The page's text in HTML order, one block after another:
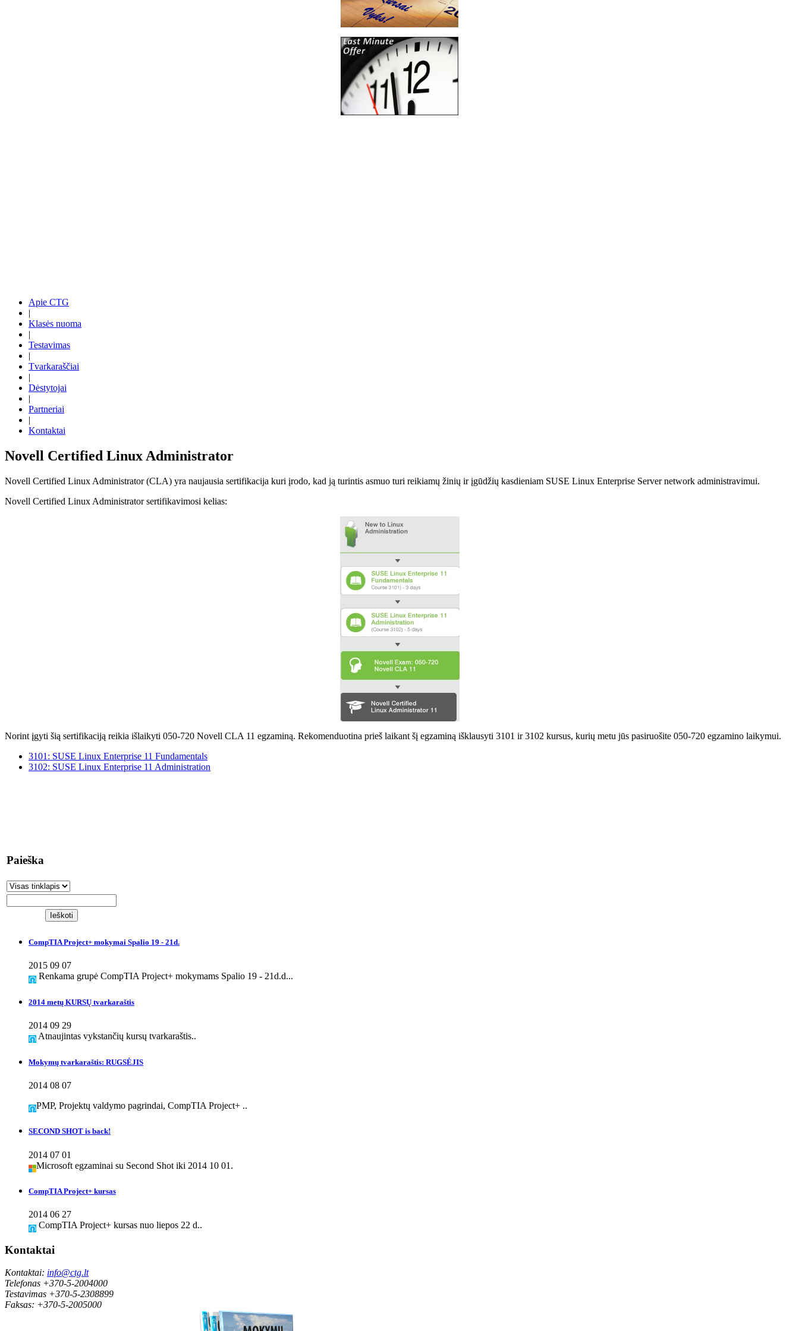
Apie CTG
|
Klasės nuoma
|
Testavimas
|
Tvarkaraščiai
|
Dėstytojai
|
Partneriai
|
Kontaktai
Novell Certified Linux Administrator
Novell Certified Linux Administrator (CLA) yra naujausia sertifikacija kuri įrodo, kad ją turintis asmuo turi reikiamų žinių ir įgūdžių kasdieniam SUSE Linux Enterprise Server network administravimui.
Novell Certified Linux Administrator sertifikavimosi kelias:
Norint įgyti šią sertifikaciją reikia išlaikyti 050-720 Novell CLA 11 egzaminą. Rekomenduotina prieš laikant šį egzaminą išklausyti 3101 ir 3102 kursus, kurių metu jūs pasiruošite 050-720 egzamino laikymui.
3101: SUSE Linux Enterprise 11 Fundamentals
3102: SUSE Linux Enterprise 11 Administration
Paieška
CompTIA Project+ mokymai Spalio 19 - 21d.
2015 09 07
Renkama grupė CompTIA Project+ mokymams Spalio 19 - 21d.d...
2014 metų KURSŲ tvarkaraštis
2014 09 29
Atnaujintas vykstančių kursų tvarkaraštis..
Mokymų tvarkaraštis: RUGSĖJIS
2014 08 07
PMP, Projektų valdymo pagrindai, CompTIA Project+ ..
SECOND SHOT is back!
2014 07 01
Microsoft egzaminai su Second Shot iki 2014 10 01.
CompTIA Project+ kursas
2014 06 27
CompTIA Project+ kursas nuo liepos 22 d..
Kontaktai
Kontaktai: info@ctg.lt
Telefonas +370-5-2004000
Testavimas +370-5-2308899
Faksas: +370-5-2005000